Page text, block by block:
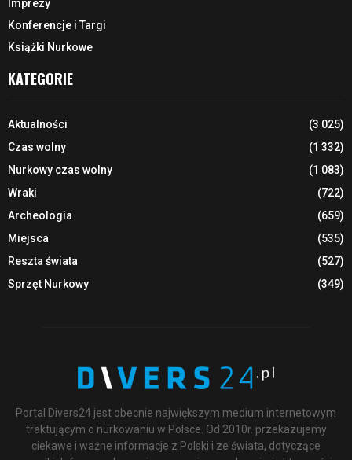
Imprezy
Konferencje i Targi
Książki Nurkowe
KATEGORIE
Aktualności
(3 025)
Czas wolny
(1 332)
Nurkowy czas wolny
(1 083)
Wraki
(722)
Archeologia
(659)
Miejsca
(535)
Reszta świata
(527)
Sprzęt Nurkowy
(349)
Portal Divers24 jest obecnie największym medium internetowym
traktującym o nurkowaniu w Polsce. Od 2010r. przekazujemy
ciekawe i ważne informacje z Polski i ze świata, dotyczące